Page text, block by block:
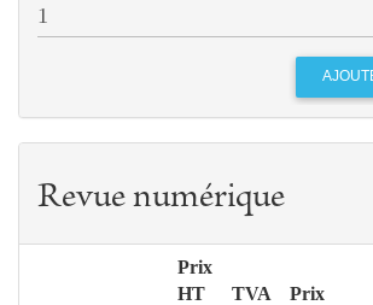
Revue numérique
Prix
HT
TVA
Prix